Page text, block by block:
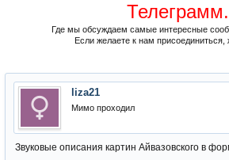
Телеграмм.
Где мы обсуждаем самые интересные
Если желаете к нам присоединиться,
liza21
Мимо проходил
Звуковые описания картин Айвазовского в